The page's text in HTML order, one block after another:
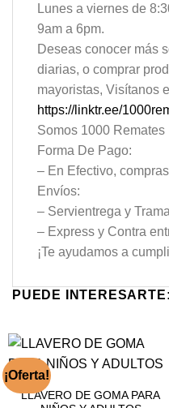
Lunes a viernes de
9am a 6pm.
Deseas conocer más
diarias, o comprar
mayoristas, Visítanos
https://linktr.ee/
Somos 1000 Remates
Forma De Pago:
– En Efectivo,
Envíos:
– Servientrega y
– Express y Contra
¡Te ayudamos a
PUEDE INTERESARTE:
¡Oferta!
LLAVERO DE GOMA PARA